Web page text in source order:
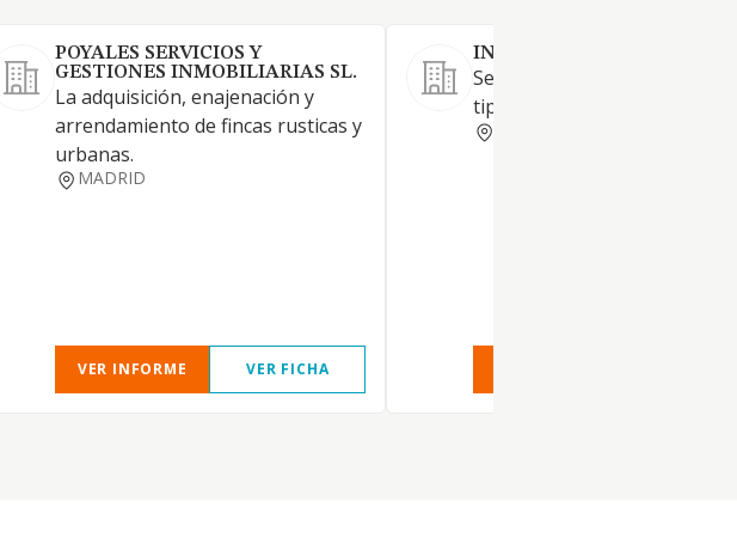
POYALES SERVICIOS Y
GESTIONES INMOBILIARIAS SL.
La adquisición, enajenación y
arrendamiento de fincas rusticas y
urbanas.
MADRID
VER INFORME VER FICHA
INURBI SL
Servicios inmobiliarios de
tipo.